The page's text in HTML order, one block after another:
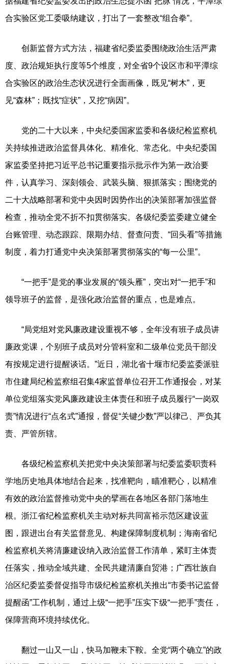
合实验区党工委吸纳建议，打出了一套整改“组合拳”。
创新监督方式方法，福建省纪委监委围绕政治生活严肃
度、政治规矩执行度等5个维度，对全省9个设区市和平潭综
合实验区的政治生态状况进行全面画像，既见“树木”，更
见“森林”；既找“症状”，又挖“病因”。
党的二十大以来，中央纪委国家监委和各级纪检监察机
关持续推进政治监督具体化、精准化、常态化。中央纪委国
家监委坚持把习近平总书记重要指示批示作为第一政治要
件，认真学习、深刻领会、武装头脑、狠抓落实；围绕党的
二十大战略部署和党中央因时因势作出的决策部署加强监督
检查，推动全党不折不扣贯彻落实。各级纪委监委建立健全
台账管理、动态跟踪、限期办结、督查问责、“回头看”等措施
制度，着力打通党中央决策部署贯彻落实的“每一公里”。
“一把手”是党的事业发展的“领头雁”，突出对“一把手”和
领导班子的监督，是强化政治监督的重点，也是难点。
“局党组对党风廉政建设重视不够，全年没有班子成员讲
廉政党课，个别班子成员对分管科室和二级单位党员干部没
有按规定进行提醒谈话。”近日，湖北省十堰市纪委监委派驻
市住建局纪检监察组召集4家监督单位召开工作通报会，对某
单位党组落实党风廉政建设主体责任和班子成员履行“一岗双
责”情况进行“点名式”通报，督促“关键少数”严以律己、严负其
责、严管所辖。
各级纪检监察机关把党中央决策部署与纪委监委职责科
学地历史地具体地结合起来，找准靶向，瞄准靶心，以精准
有效的政治监督推动党中央的擘画在各地区各部门落地生
根。浙江省纪检监察机关主动对标共同富裕示范区建设蓝
图，跟进出台有关监督意见、构建保障制度机制；海南省纪
检监察机关将清廉建设纳入政治监督工作清单，紧盯主体责
任落实，推动全域共建、全民共建清廉自贸港；广西壮族自
治区纪委监委督促指导市级纪检监察机关推出“市委书记监督
提醒函”工作机制，通过上级“一把手”压实下级“一把手”责任，
保障营商环境持续优化。
翻过一山又一山，快马加鞭未下鞍。全党“两个确立”的政